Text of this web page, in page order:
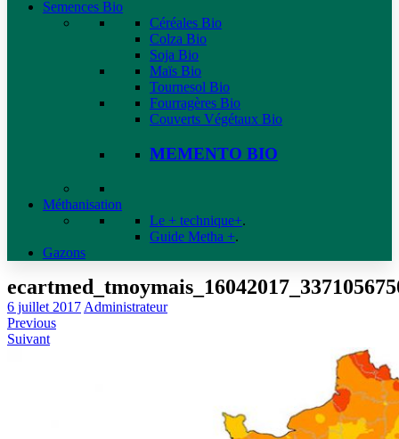
Semences Bio
Céréales Bio
Colza Bio
Soja Bio
Maïs Bio
Tournesol Bio
Fourragères Bio
Couverts Végétaux Bio
MEMENTO BIO
Méthanisation
Le + technique+.
Guide Metha +.
Gazons
6 juillet 2017 Administrateur
Previous
Suivant